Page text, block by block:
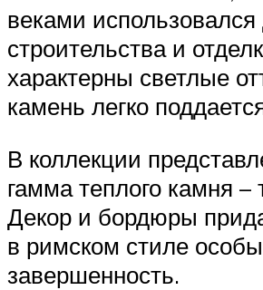
веками использовался
строительства и
характерны светлые
камень легко
В коллекции
гамма теплого камня –
Декор и бордюры
в римском стиле
завершенность.